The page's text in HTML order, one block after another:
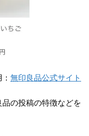
無印良品公式サイト
の投稿の特徴などを